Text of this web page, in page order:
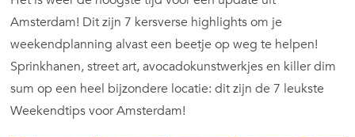
Amsterdam
Amsterdam! Dit zijn 7 kersverse highlights om je
weekendplanning alvast een beetje op weg te helpen!
Sprinkhanen, street art, avocadokunstwerkjes en killer dim
sum op een heel bijzondere locatie: dit zijn de 7 leukste
Weekendtips voor Amsterdam!